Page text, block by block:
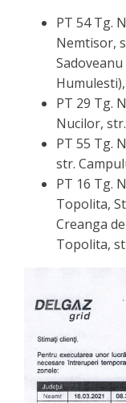
PT 54 Tg.
Nemtisor,
PT 29 Tg.
Nucilor,
PT 55 Tg.
str.
PT 16 Tg.
Topolita,
Creanga
Topolita,